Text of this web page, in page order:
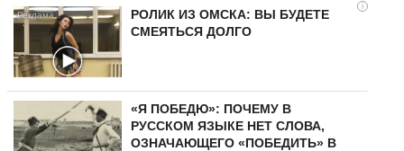
i
РОЛИК ИЗ ОМСКА: ВЫ БУДЕТЕ
СМЕЯТЬСЯ ДОЛГО
«Я ПОБЕДЮ»: ПОЧЕМУ В
РУССКОМ ЯЗЫКЕ НЕТ СЛОВА,
ОЗНАЧАЮЩЕГО «ПОБЕДИТЬ» В